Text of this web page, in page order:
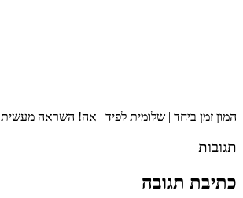
המון זמן ביחד | שלומית לפיד | אה! השראה מעשית
תגובות
כתיבת תגובה